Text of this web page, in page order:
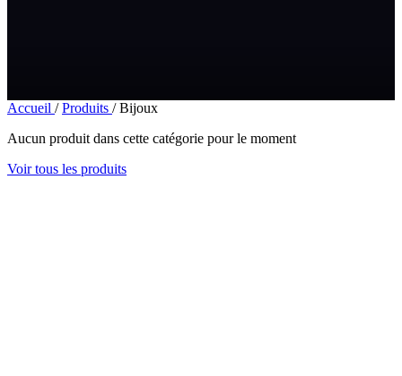
Accueil / Produits / Bijoux
Aucun produit dans cette catégorie pour le moment
Voir tous les produits